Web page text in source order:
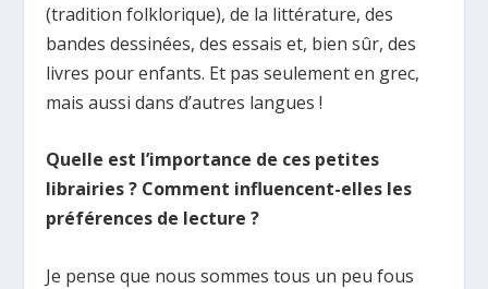
(tradition folklorique), de la littérature, des
bandes dessinées, des essais et, bien sûr, des
livres pour enfants. Et pas seulement en grec,
mais aussi dans d’autres langues !
Quelle est l’importance de ces petites
librairies ? Comment influencent-elles les
préférences de lecture ?
Je pense que nous sommes tous un peu fous